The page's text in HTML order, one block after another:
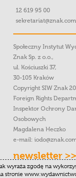
12 619 95 00
Społeczny Instytut
Znak Sp. z o.o.,
ul. Kościuszki 37,
30-105 Kraków
Copyright SIW Znak
Foreign Rights
Inspektor Ochrony
Osobowych
Magdalena Heczko
e-mail:
newsletter >>
wyraża zgodę na
stronie